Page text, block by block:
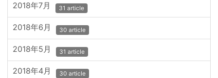
2018年7月 31 article
2018年6月 30 article
2018年5月 31 article
2018年4月 30 article